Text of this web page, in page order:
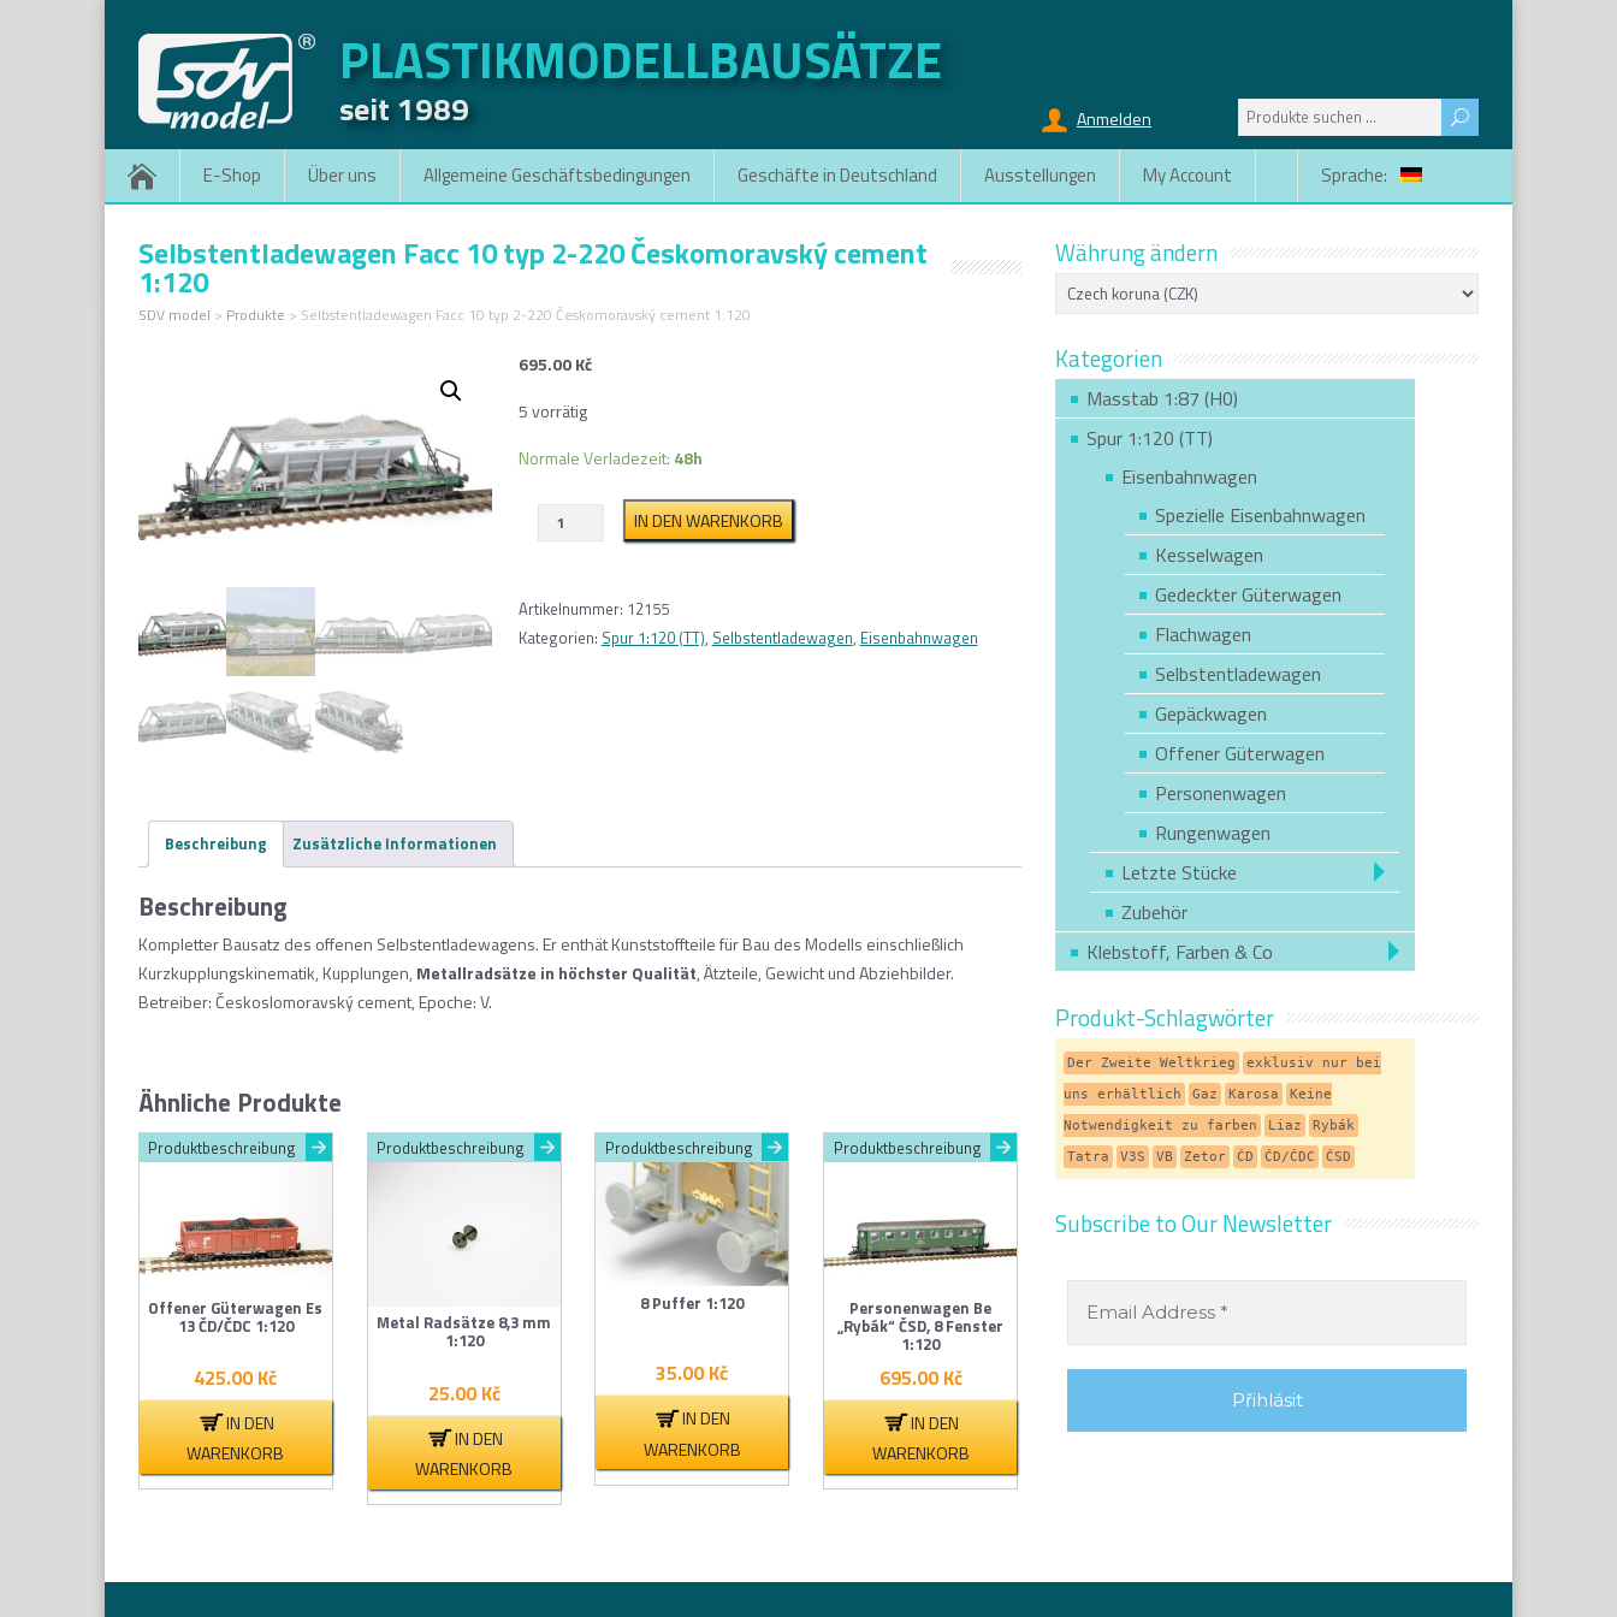
PLASTIKMODELLBAUSÄTZE
seit 1989 Anmelden
Suchen
nach:
E-Shop Über uns Allgemeine Geschäftsbedingungen Geschäfte in Deutschland Ausstellungen My Account Sprache:
Selbstentladewagen Facc 10 typ 2-220 Českomoravský cement
1:120
SDV model > Produkte > Selbstentladewagen Facc 10 typ 2-220 Českomoravský cement 1:120
695.00Kč
5 vorrätig
Normale Verladezeit: 48h
Selbstentladewagen
Facc
typ
2-
IN DEN WARENKORB
Artikelnummer: 12155
Kategorien: Spur 1:120 (TT), Selbstentladewagen, Eisenbahnwagen
Beschreibung Zusätzliche Informationen
Beschreibung
Kompletter Bausatz des offenen Selbstentladewagens. Er enthät Kunststoffteile für Bau des Modells einschließlich
Kurzkupplungskinematik, Kupplungen, Metallradsätze in höchster Qualität, Ätzteile, Gewicht und Abziehbilder.
Betreiber: Českoslomoravský cement, Epoche: V.
Ähnliche Produkte
Produktbeschreibung
Offener Güterwagen Es
13 ČD/ČDC 1:120
425.00Kč
IN DEN
WARENKORB
Produktbeschreibung
Metal Radsätze 8,3 mm
1:120
25.00Kč
IN DEN
WARENKORB
Produktbeschreibung
8 Puffer 1:120
35.00Kč
IN DEN
WARENKORB
Produktbeschreibung
Personenwagen Be
„Rybák“ ČSD, 8 Fenster
1:120
695.00Kč
IN DEN
WARENKORB
Währung ändern
Kategorien
Masstab 1:87 (H0)
Spur 1:120 (TT)
Eisenbahnwagen
Spezielle Eisenbahnwagen
Kesselwagen
Gedeckter Güterwagen
Flachwagen
Selbstentladewagen
Gepäckwagen
Offener Güterwagen
Personenwagen
Rungenwagen
Letzte Stücke
Zubehör
Klebstoff, Farben & Co
Produkt-Schlagwörter
Der Zweite Weltkrieg
exklusiv nur bei
uns erhältlich
Gaz Karosa
Keine
Notwendigkeit zu farben
Liaz
Rybák
Tatra
V3S VB Zetor ČD ČD/ČDC ČSD
Subscribe to Our Newsletter